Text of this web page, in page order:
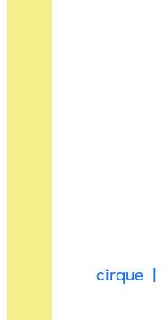
cirque